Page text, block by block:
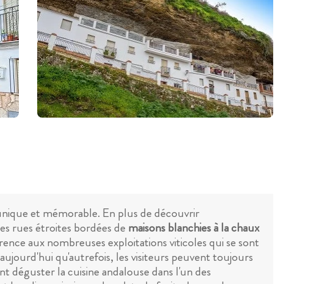
et mémorable. En plus de découvrir
rues étroites bordées de maisons blanchies à la chaux
aux nombreuses exploitations viticoles qui se sont
qu'autrefois, les visiteurs peuvent toujours
déguster la cuisine andalouse dans l'un des